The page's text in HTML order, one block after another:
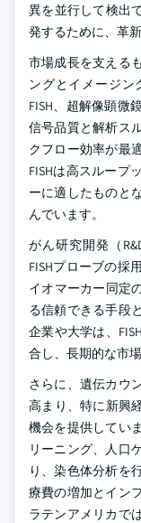
異を並行して検出
発するために、革
市場成長を支える
ングとイメージ
FISH、超解像顕微
信号品質と解析ス
クフロー効率が最
FISHは高スループ
ーに適したものと
んでいます。
がん研究開発（
FISHプローブの採
イオマーカー同定
る信頼できる手段
企業や大学は、
合し、長期的な市
さらに、遺伝カウ
高まり、特に新興
機会を提供してい
リーニング、人口
り、染色体分析を
療費の増加とイン
ラテンアメリカで